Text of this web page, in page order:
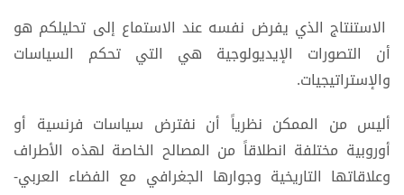
الاستنتاج الذي يفرض نفسه عند الاستماع إلى تحليلكم هو
أن التصورات الإيديولوجية هي التي تحكم السياسات
والإستراتيجيات.
أليس من الممكن نظرياً أن نفترض سياسات فرنسية أو
أوروبية مختلفة انطلاقاً من المصالح الخاصة لهذه الأطراف
وعلاقاتها التاريخية وجوارها الجغرافي مع الفضاء العربي-